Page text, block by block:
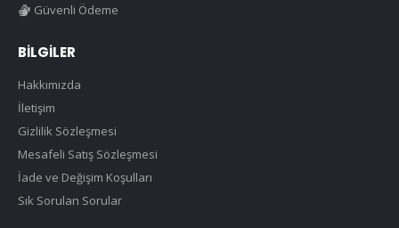
Güvenli Ödeme
BILGILER
Hakkımızda
İletişim
Gizlilik Sözleşmesi
Mesafeli Satış Sözleşmesi
İade ve Değişim Koşulları
Sık Sorulan Sorular